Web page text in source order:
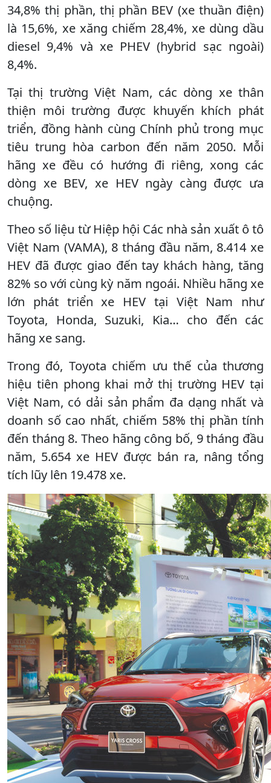
34,8% thị phần, thị phần BEV (xe thuần điện)
là 15,6%, xe xăng chiếm 28,4%, xe dùng dầu
diesel 9,4% và xe PHEV (hybrid sạc ngoài)
8,4%.
Tại thị trường Việt Nam, các dòng xe thân
thiện môi trường được khuyến khích phát
triển, đồng hành cùng Chính phủ trong mục
tiêu trung hòa carbon đến năm 2050. Mỗi
hãng xe đều có hướng đi riêng, xong các
dòng xe BEV, xe HEV ngày càng được ưa
chuộng.
Theo số liệu từ Hiệp hội Các nhà sản xuất ô tô
Việt Nam (VAMA), 8 tháng đầu năm, 8.414 xe
HEV đã được giao đến tay khách hàng, tăng
82% so với cùng kỳ năm ngoái. Nhiều hãng xe
lớn phát triển xe HEV tại Việt Nam như
Toyota, Honda, Suzuki, Kia… cho đến các
hãng xe sang.
Trong đó, Toyota chiếm ưu thế của thương
hiệu tiên phong khai mở thị trường HEV tại
Việt Nam, có dải sản phẩm đa dạng nhất và
doanh số cao nhất, chiếm 58% thị phần tính
đến tháng 8. Theo hãng công bố, 9 tháng đầu
năm, 5.654 xe HEV được bán ra, nâng tổng
tích lũy lên 19.478 xe.